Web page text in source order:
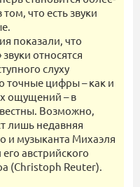
что есть звуки
показали, что
относятся
слуху
точные цифры – как и
ощущений – в
Возможно,
лишь недавняя
и музыканта Михаэля
австрийского
(Christoph Reuter).